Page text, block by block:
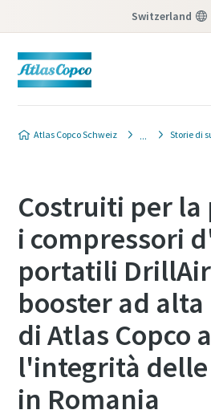
Switzerland
Atlas Copco Schweiz Storie di
Costruiti per la
i compressori
portatili
booster ad
di Atlas Copco
l'integrità
in Romania